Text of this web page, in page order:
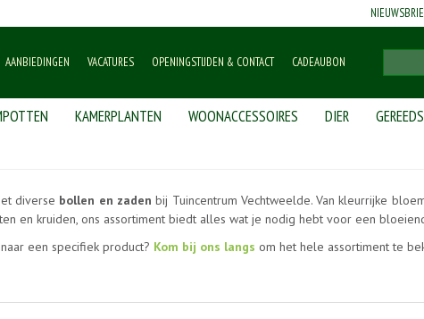
AANBIEDINGEN VACATURES OPENINGSTIJDEN & CONTACT CADEAUBON
KAMERPLANTEN WOONACCESSOIRES DIER
diverse bollen en zaden bij Tuincentrum Vechtweelde. Van kleurrijke
en kruiden, ons assortiment biedt alles wat je nodig hebt voor een
een specifiek product? Kom bij ons langs om het hele assortiment te